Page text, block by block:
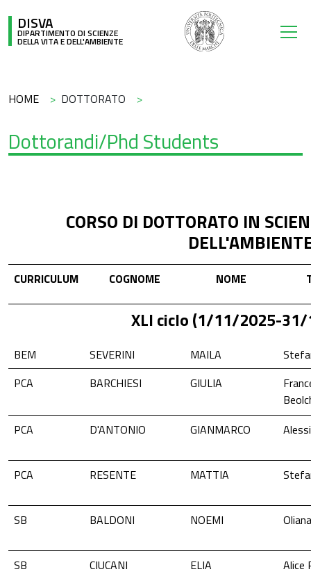
DISVA
DIPARTIMENTO DI SCIENZE
DELLA VITA E DELL'AMBIENTE
Briciole di pane
HOME DOTTORATO
Dottorandi/Phd Students
CORSO DI DOTTORATO IN
CURRICULUM COGNOME NOME
XLI ciclo (1/11/2025-
BEM SEVERINI MAILA
PCA
BARCHIESI GIULIA
PCA
D'ANTONIO GIANMARCO
PCA RESENTE MATTIA
SB BALDONI NOEMI
SB CIUCANI ELIA Alice